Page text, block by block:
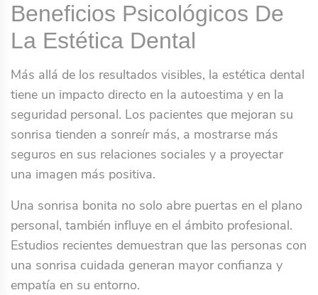
Beneficios Psicológicos De
La Estética Dental
Más allá de los resultados visibles, la estética dental
tiene un impacto directo en la autoestima y en la
seguridad personal. Los pacientes que mejoran su
sonrisa tienden a sonreír más, a mostrarse más
seguros en sus relaciones sociales y a proyectar
una imagen más positiva.
Una sonrisa bonita no solo abre puertas en el plano
personal, también influye en el ámbito profesional.
Estudios recientes demuestran que las personas con
una sonrisa cuidada generan mayor confianza y
empatía en su entorno.